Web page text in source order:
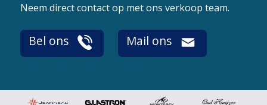
Neem direct contact op met ons verkoop team.
Bel ons Mail ons